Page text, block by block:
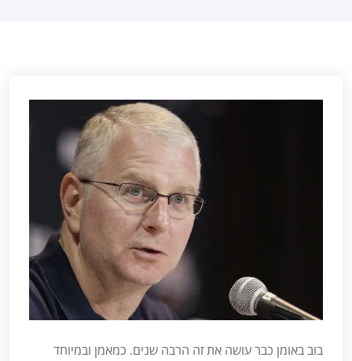
בוב באומן כבר עושה את זה הרבה שנים. כמאמן ובמיוחד